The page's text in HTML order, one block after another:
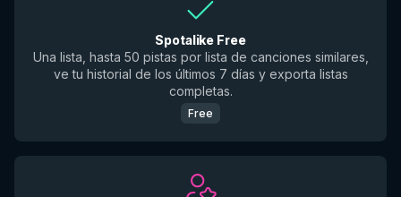
Spotalike Free
Una lista, hasta 50 pistas por lista de canciones similares,
ve tu historial de los últimos 7 días y exporta listas
completas.
Free